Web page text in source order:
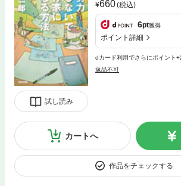
試し読み
660(税込)
6pt獲得
ポイント詳細
dカード利用でさらにポイント
返品不可
カートへ
作品をチェックする